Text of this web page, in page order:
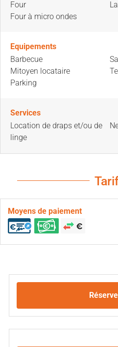
Four
Four à micro ondes
Equipements
Barbecue
Mitoyen locataire
Parking
Services
Location de draps et/ou de
linge
Moyens de paiement